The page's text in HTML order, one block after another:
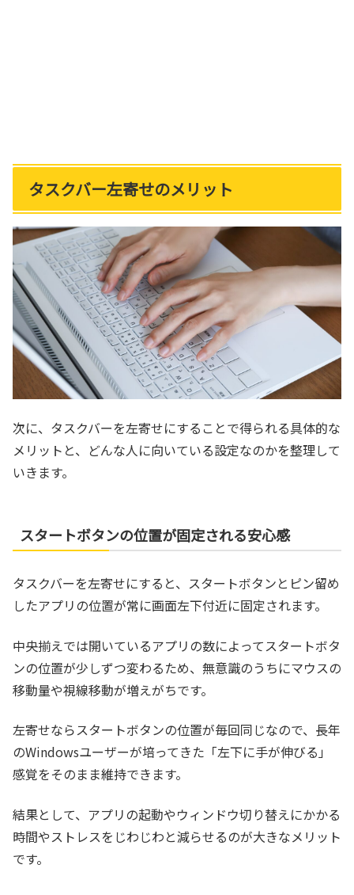
タスクバー左寄せのメリット
次に、タスクバーを左寄せにすることで得られる具体的な
メリットと、どんな人に向いている設定なのかを整理して
いきます。
スタートボタンの位置が固定される安心感
タスクバーを左寄せにすると、スタートボタンとピン留め
したアプリの位置が常に画面左下付近に固定されます。
中央揃えでは開いているアプリの数によってスタートボタ
ンの位置が少しずつ変わるため、無意識のうちにマウスの
移動量や視線移動が増えがちです。
左寄せならスタートボタンの位置が毎回同じなので、長年
のWindowsユーザーが培ってきた「左下に手が伸びる」
感覚をそのまま維持できます。
結果として、アプリの起動やウィンドウ切り替えにかかる
時間やストレスをじわじわと減らせるのが大きなメリット
です。